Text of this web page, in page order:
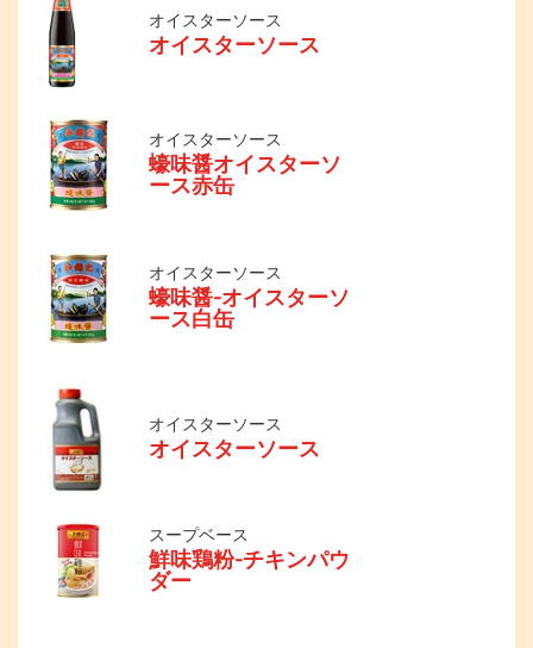
オイスターソース
オイスターソース
オイスターソース
蠔味醤オイスターソ
ース赤缶
オイスターソース
蠔味醤-オイスターソ
ース白缶
オイスターソース
オイスターソース
スープベース
鮮味鶏粉-チキンパウ
ダー